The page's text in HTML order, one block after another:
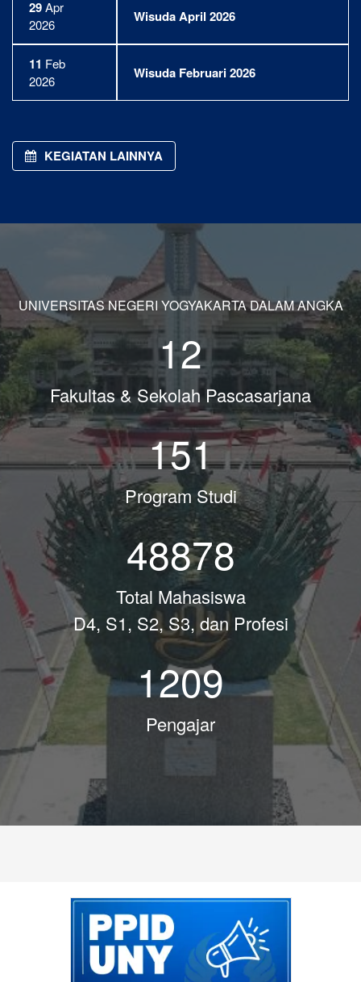
29Apr
2026
Wisuda April 2026
11 Feb
2026
Wisuda Februari 2026
KEGIATAN LAINNYA
UNIVERSITAS NEGERI YOGYAKARTA DALAM ANGKA
12
Fakultas & Sekolah Pascasarjana
151
Program Studi
48878
Total Mahasiswa
D4, S1, S2, S3, dan Profesi
1209
Pengajar